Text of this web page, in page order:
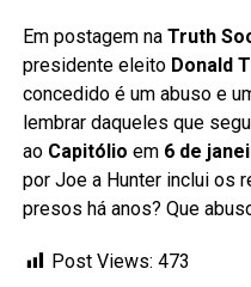
Em postagem na Truth
presidente eleito Donald
concedido é um abuso e
lembrar daqueles que
ao Capitólio em 6 de
por Joe a Hunter inclui os
presos há anos? Que
Post Views: 473